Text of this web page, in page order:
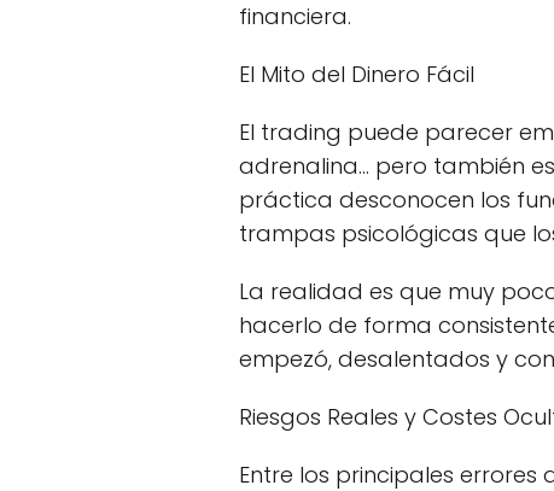
financiera.
El Mito del Dinero Fácil
El trading puede parecer
adrenalina… pero también
práctica desconocen los
trampas psicológicas que
La realidad es que muy
hacerlo de forma
empezó, desalentados y
Riesgos Reales y Costes
Entre los principales